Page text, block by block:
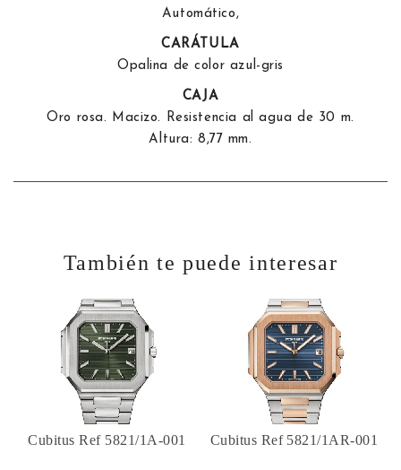
Automático,
CARÁTULA
Opalina de color azul-gris
CAJA
Oro rosa. Macizo. Resistencia al agua de 30 m.
Altura: 8,77 mm.
También te puede interesar
Cubitus Ref 5821/1A-001 Cubitus Ref 5821/1AR-001